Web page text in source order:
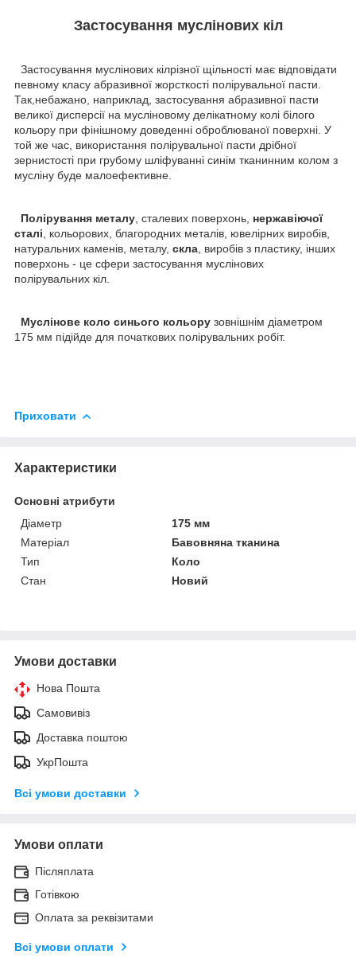
Застосування муслінових кіл
Застосування муслінових кілрізної щільності має відповідати
певному класу абразивної жорсткості полірувальної пасти.
Так,небажано, наприклад, застосування абразивної пасти
великої дисперсії на мусліновому делікатному колі білого
кольору при фінішному доведенні оброблюваної поверхні. У
той же час, використання полірувальної пасти дрібної
зернистості при грубому шліфуванні синім тканинним колом з
мусліну буде малоефективне.
Полірування металу , сталевих поверхонь, нержавіючої
сталі , кольорових, благородних металів, ювелірних виробів,
натуральних каменів, металу, скла , виробів з пластику, інших
поверхонь - це сфери застосування муслінових
полірувальних кіл.
Муслінове коло синього кольору зовнішнім діаметром
175 мм підійде для початкових полірувальних робіт.
Приховати
Характеристики
Основні атрибути
Діаметр
175 мм
Матеріал
Бавовняна тканина
Тип
Коло
Стан
Новий
Умови доставки
Нова Пошта
Самовивіз
Доставка поштою
УкрПошта
Всі умови доставки
Умови оплати
Післяплата
Готівкою
Оплата за реквізитами
Всі умови оплати